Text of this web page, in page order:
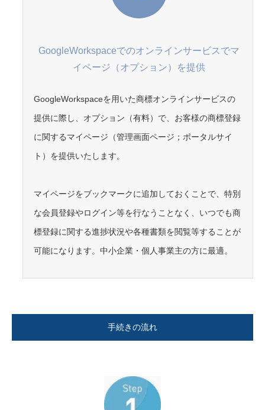
GoogleWorkspaceでのオンラインサービスでマ
イページ（オプション）を提供
GoogleWorkspaceを用いた商標オンラインサービスの
提供に際し、オプション（有料）で、お客様の商標登録
に関するマイページ（管理画面ページ；ポータルサイ
ト）を提供いたします。
マイページをブックマークに追加しておくことで、特別
な会員登録やログイン等を行なうことなく、いつでも商
標登録に関する進捗状況や各種書類を閲覧等することが
可能になります。中小企業・個人事業主の方に最適。
手続きの流れ